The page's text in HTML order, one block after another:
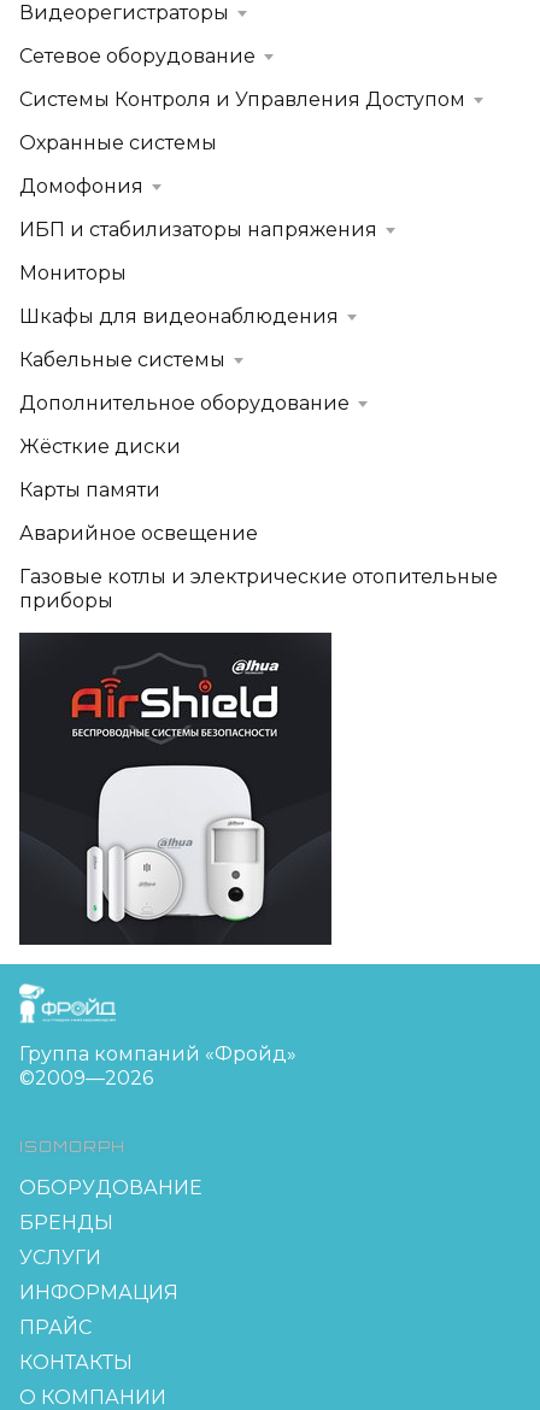
Видеорегистраторы
Сетевое оборудование
Системы Контроля и Управления Доступом
Охранные системы
Домофония
ИБП и стабилизаторы напряжения
Мониторы
Шкафы для видеонаблюдения
Кабельные системы
Дополнительное оборудование
Жёсткие диски
Карты памяти
Аварийное освещение
Газовые котлы и электрические отопительные
приборы
FreudGroup
Группа компаний «Фройд»
©2009—2026
ISOMORPH
ОБОРУДОВАНИЕ
БРЕНДЫ
УСЛУГИ
ИНФОРМАЦИЯ
ПРАЙС
КОНТАКТЫ
О КОМПАНИИ